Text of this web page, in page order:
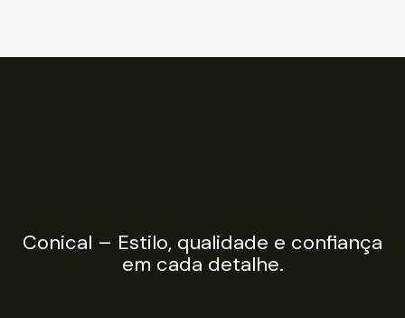
Conical – Estilo, qualidade e confiança
em cada detalhe.